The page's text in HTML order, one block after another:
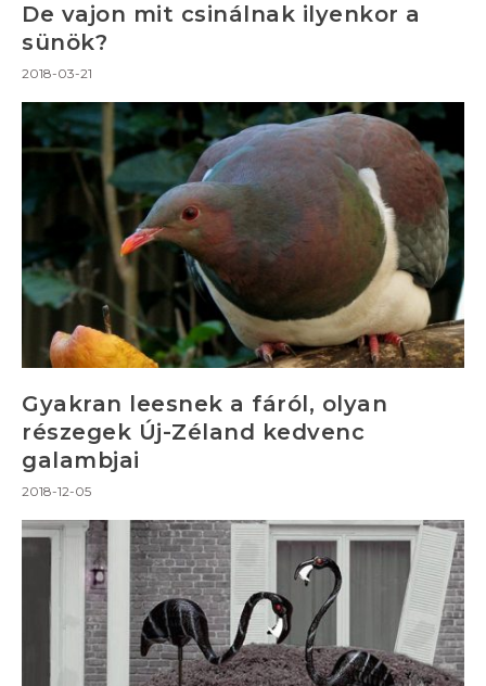
De vajon mit csinálnak ilyenkor a
sünök?
2018-03-21
Gyakran leesnek a fáról, olyan
részegek Új-Zéland kedvenc
galambjai
2018-12-05